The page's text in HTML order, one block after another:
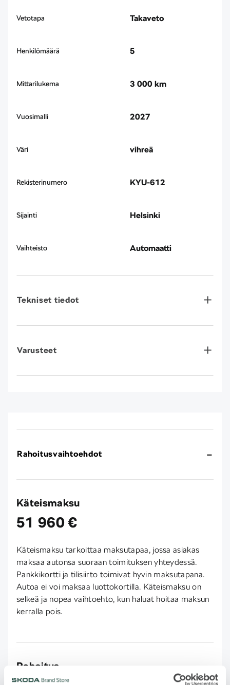
Vetotapa Takaveto
Henkilömäärä 5
Mittarilukema 3 000 km
Vuosimalli 2027
Väri vihreä
Rekisterinumero KYU-612
Sijainti Helsinki
Vaihteisto Automaatti
Tekniset tiedot
Varusteet
Rahoitusvaihtoehdot
Käteismaksu
51 960 €
Käteismaksu tarkoittaa maksutapaa, jossa asiakas
maksaa autonsa suoraan toimituksen yhteydessä.
Pankkikortti ja tilisiirto toimivat hyvin maksutapana.
Autoa ei voi maksaa luottokortilla. Käteismaksu on
selkeä ja nopea vaihtoehto, kun haluat hoitaa maksun
kerralla pois.
Rahoitus